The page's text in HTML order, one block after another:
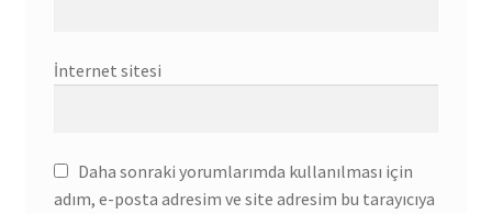
İnternet sitesi
Daha sonraki yorumlarımda kullanılması için
adım, e-posta adresim ve site adresim bu tarayıcıya